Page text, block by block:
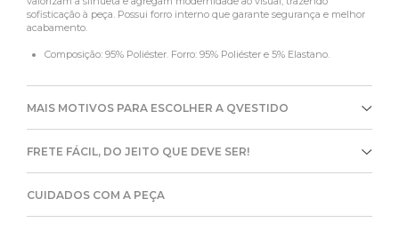
sofisticação à peça. Possui forro interno que garante segurança e melhor
acabamento.
Composição: 95% Poliéster. Forro: 95% Poliéster e 5% Elastano.
MAIS MOTIVOS PARA ESCOLHER A QVESTIDO
FRETE FÁCIL, DO JEITO QUE DEVE SER!
CUIDADOS COM A PEÇA